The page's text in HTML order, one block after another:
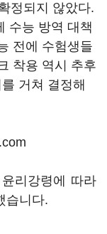
정되지 않았다.
수능 방역 대책
전에 수험생들
착용 역시 추후
거쳐 결정해
리강령에 따라
습니다.